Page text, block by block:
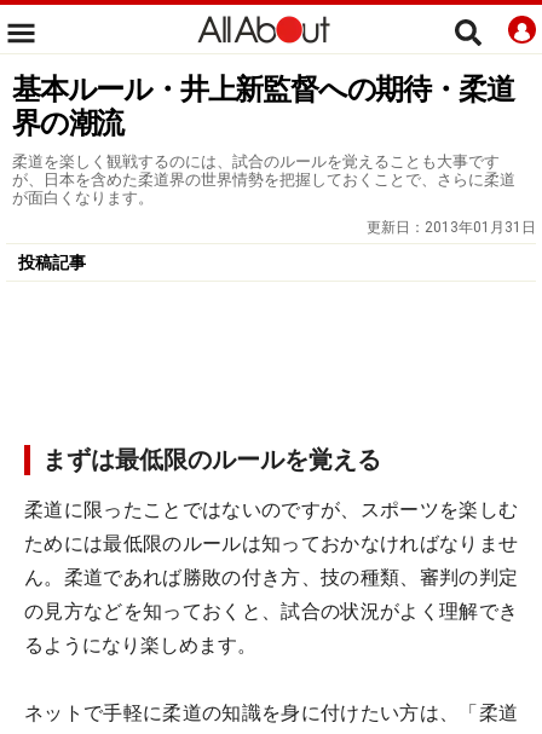
基本ルール・井上新監督への期待・柔道
界の潮流
柔道を楽しく観戦するのには、試合のルールを覚えることも大事です
が、日本を含めた柔道界の世界情勢を把握しておくことで、さらに柔道
が面白くなります。
更新日： 2013年01月31日
投稿記事
まずは最低限のルールを覚える
柔道に限ったことではないのですが、スポーツを楽しむ
ためには最低限のルールは知っておかなければなりませ
ん。柔道であれば勝敗の付き方、技の種類、審判の判定
の見方などを知っておくと、試合の状況がよく理解でき
るようになり楽しめます。
ネットで手軽に柔道の知識を身に付けたい方は、「柔道